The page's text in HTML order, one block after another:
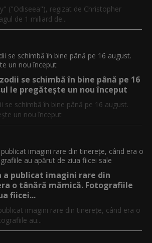
("Odiseea"), regizat de Christopher
de 1 miliard de...
se schimbă în bine până pe 16
le pregătește un nou început
se schimbă în bine până pe 16 august.
un nou început
a publicat imagini rare din
o tânără mămică. Fotografiile
fiicei...
imagini rare din tinerețe, când era o
au...